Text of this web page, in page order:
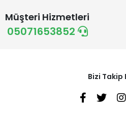
Müşteri Hizmetleri
05071653852
Bizi Takip